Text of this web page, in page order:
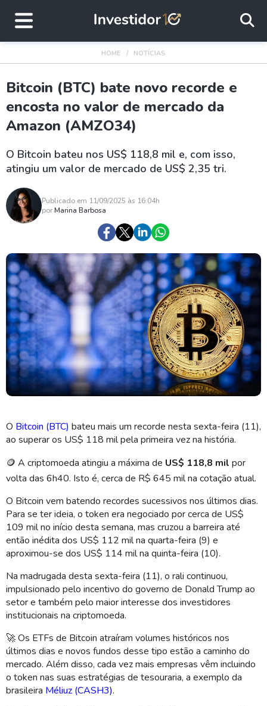
HOME NOTÍCIAS
Bitcoin (BTC) bate novo recorde e
encosta no valor de mercado da
Amazon (AMZO34)
O Bitcoin bateu nos US$ 118,8 mil e, com isso,
atingiu um valor de mercado de US$ 2,35 tri.
Publicado em 11/09/2025 às 16:04h
porMarina Barbosa
O Bitcoin (BTC) bateu mais um recorde nesta sexta-feira (11),
ao superar os US$ 118 mil pela primeira vez na história.
🪙 A criptomoeda atingiu a máxima de US$ 118,8 mil por
volta das 6h40. Isto é, cerca de R$ 645 mil na cotação atual.
O Bitcoin vem batendo recordes sucessivos nos últimos dias.
Para se ter ideia, o token era negociado por cerca de US$
109 mil no início desta semana, mas cruzou a barreira até
então inédita dos US$ 112 mil na quarta-feira (9) e
aproximou-se dos US$ 114 mil na quinta-feira (10).
Na madrugada desta sexta-feira (11), o rali continuou,
impulsionado pelo incentivo do governo de Donald Trump ao
setor e também pelo maior interesse dos investidores
institucionais na criptomoeda.
🚀Os ETFs de Bitcoin atraíram volumes históricos nos
últimos dias e novos fundos desse tipo estão a caminho do
mercado. Além disso, cada vez mais empresas vêm incluindo
o token nas suas estratégias de tesouraria, a exemplo da
brasileira Méliuz (CASH3).